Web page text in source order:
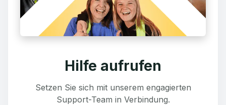
Hilfe aufrufen
Setzen Sie sich mit unserem engagierten
Support-Team in Verbindung.